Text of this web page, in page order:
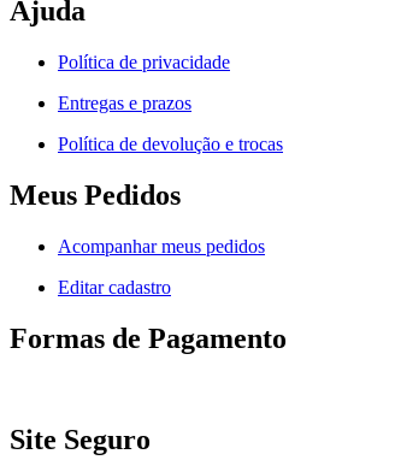
Ajuda
Política de privacidade
Entregas e prazos
Política de devolução e trocas
Meus Pedidos
Acompanhar meus pedidos
Editar cadastro
Formas de Pagamento
Site Seguro